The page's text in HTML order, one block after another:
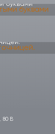
буквами
80 В